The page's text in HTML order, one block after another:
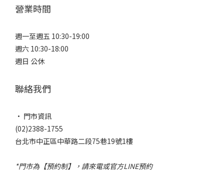
營業時間
週一至週五 10:30-19:00
週六 10:30-18:00
週日 公休
聯絡我們
• 門市資訊
(02)2388-1755
台北市中正區中華路二段75巷19號1樓
*門市為【預約制】，請來電或官方LINE預約